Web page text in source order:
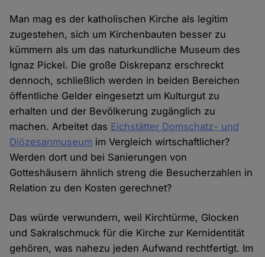
Man mag es der katholischen Kirche als legitim
zugestehen, sich um Kirchenbauten besser zu
kümmern als um das naturkundliche Museum des
Ignaz Pickel. Die große Diskrepanz erschreckt
dennoch, schließlich werden in beiden Bereichen
öffentliche Gelder eingesetzt um Kulturgut zu
erhalten und der Bevölkerung zugänglich zu
machen. Arbeitet das Eichstätter Domschatz- und
Diözesanmuseum im Vergleich wirtschaftlicher?
Werden dort und bei Sanierungen von
Gotteshäusern ähnlich streng die Besucherzahlen in
Relation zu den Kosten gerechnet?
Das würde verwundern, weil Kirchtürme, Glocken
und Sakralschmuck für die Kirche zur Kernidentität
gehören, was nahezu jeden Aufwand rechtfertigt. Im